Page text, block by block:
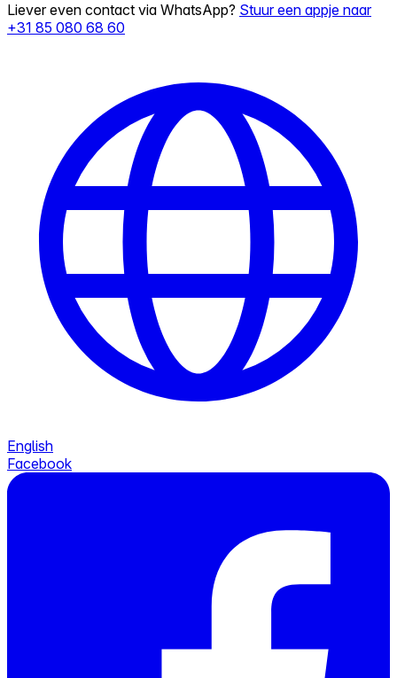
Liever even contact via WhatsApp? Stuur een appje naar
+31 85 080 68 60
English
Facebook